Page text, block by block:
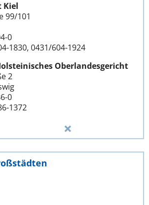
Kiel
99/101
0
1830, 0431/604-1924
Oberlandesgericht
2
0
1372